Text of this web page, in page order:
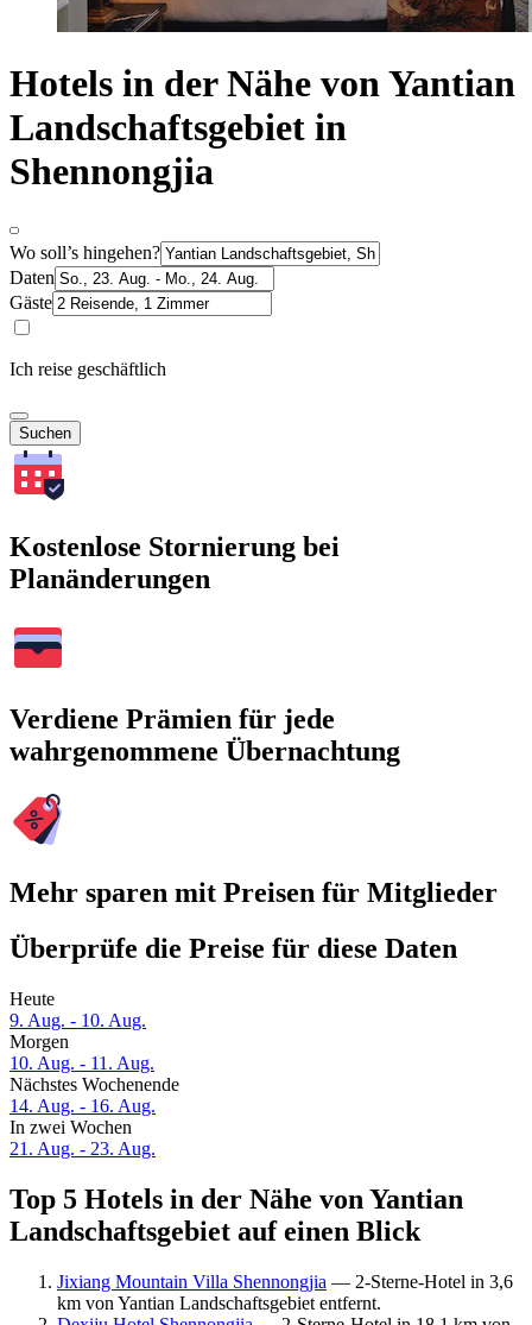
Hotels in der Nähe von Yantian
Landschaftsgebiet in
Shennongjia
Wo soll’s hingehen?
Daten
Gäste
Ich reise geschäftlich
Suchen
Kostenlose Stornierung bei
Planänderungen
Verdiene Prämien für jede
wahrgenommene Übernachtung
Mehr sparen mit Preisen für Mitglieder
Überprüfe die Preise für diese Daten
Heute
9. Aug. - 10. Aug.
Morgen
10. Aug. - 11. Aug.
Nächstes Wochenende
14. Aug. - 16. Aug.
In zwei Wochen
21. Aug. - 23. Aug.
Top 5 Hotels in der Nähe von Yantian
Landschaftsgebiet auf einen Blick
Jixiang Mountain Villa Shennongjia — 2-Sterne-Hotel in 3,6
km von Yantian Landschaftsgebiet entfernt.